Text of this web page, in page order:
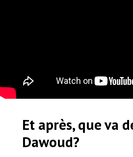
Et après, que va
Dawoud?